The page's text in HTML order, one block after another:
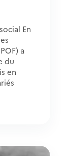
En
a
du
en